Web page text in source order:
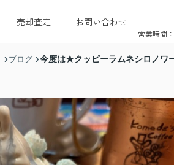
売却査定 お問い合わせ
営業時間
ブログ 今度は★クッピーラムネシロノワ